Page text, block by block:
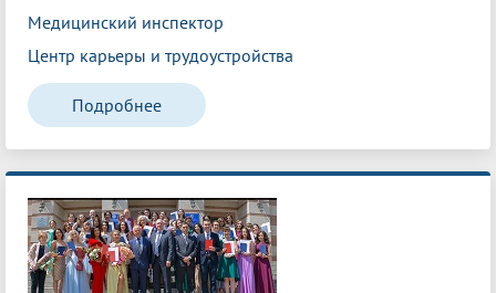
Медицинский инспектор
Центр карьеры и трудоустройства
Подробнее